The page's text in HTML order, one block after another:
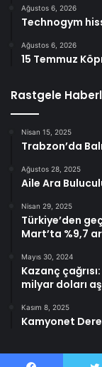
Ağustos 6, 2026
Technogym
Ağustos 6, 2026
15 Temmuz
Rastgele
Nisan 15, 2025
Trabzon’da
Ağustos 28, 2025
Aile Ara
Nisan 29, 2025
Türkiye’den
Mart’ta %9,7
Mayıs 30, 2024
Kazanç
milyar doları
Kasım 8, 2025
Kamyonet